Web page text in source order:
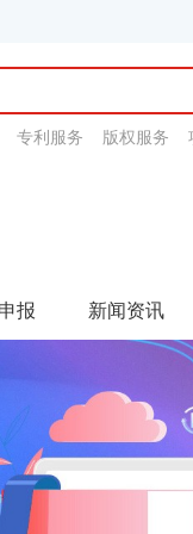
利服务 版权服务
报 新闻资讯